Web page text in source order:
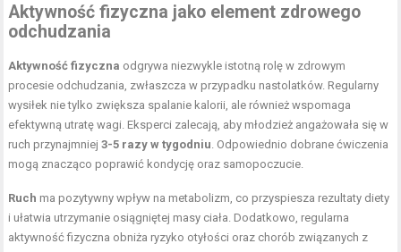
Aktywność fizyczna jako element zdrowego
odchudzania
Aktywność fizyczna odgrywa niezwykle istotną rolę w zdrowym
procesie odchudzania, zwłaszcza w przypadku nastolatków. Regularny
wysiłek nie tylko zwiększa spalanie kalorii, ale również wspomaga
efektywną utratę wagi. Eksperci zalecają, aby młodzież angażowała się w
ruch przynajmniej3-5 razy w tygodniu . Odpowiednio dobrane ćwiczenia
mogą znacząco poprawić kondycję oraz samopoczucie.
Ruch ma pozytywny wpływ na metabolizm, co przyspiesza rezultaty diety
i ułatwia utrzymanie osiągniętej masy ciała. Dodatkowo, regularna
aktywność fizyczna obniża ryzyko otyłości oraz chorób związanych z